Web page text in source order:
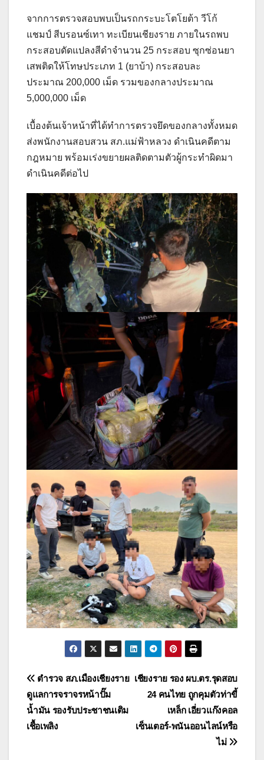
จากการตรวจสอบพบเป็นรถกระบะโตโยต้า วีโก้
แชมป์ สีบรอนซ์เทา ทะเบียนเชียงราย ภายในรถพบ
กระสอบดัดแปลงสีดำจำนวน 25 กระสอบ ซุกซ่อนยา
เสพติดให้โทษประเภท 1 (ยาบ้า) กระสอบละ
ประมาณ 200,000 เม็ด รวมของกลางประมาณ
5,000,000 เม็ด
เบื้องต้นเจ้าหน้าที่ได้ทำการตรวจยึดของกลางทั้งหมด
ส่งพนักงานสอบสวน สภ.แม่ฟ้าหลวง ดำเนินคดีตาม
กฎหมาย พร้อมเร่งขยายผลติดตามตัวผู้กระทำผิดมา
ดำเนินคดีต่อไป
แนะแนว
เรื่อง
เชียงราย รอง ผบ.ตร.รุดสอบ
24 คนไทย ถูกคุมตัวท่าขี้
เหล็ก เอี่ยวแก๊งคอล
เซ็นเตอร์-พนันออนไลน์หรือ
ไม่
ตำรวจ สภ.เมืองเชียงราย
ดูแลการจราจรหน้าปั๊ม
น้ำมัน รองรับประชาชนเติม
เชื้อเพลิง